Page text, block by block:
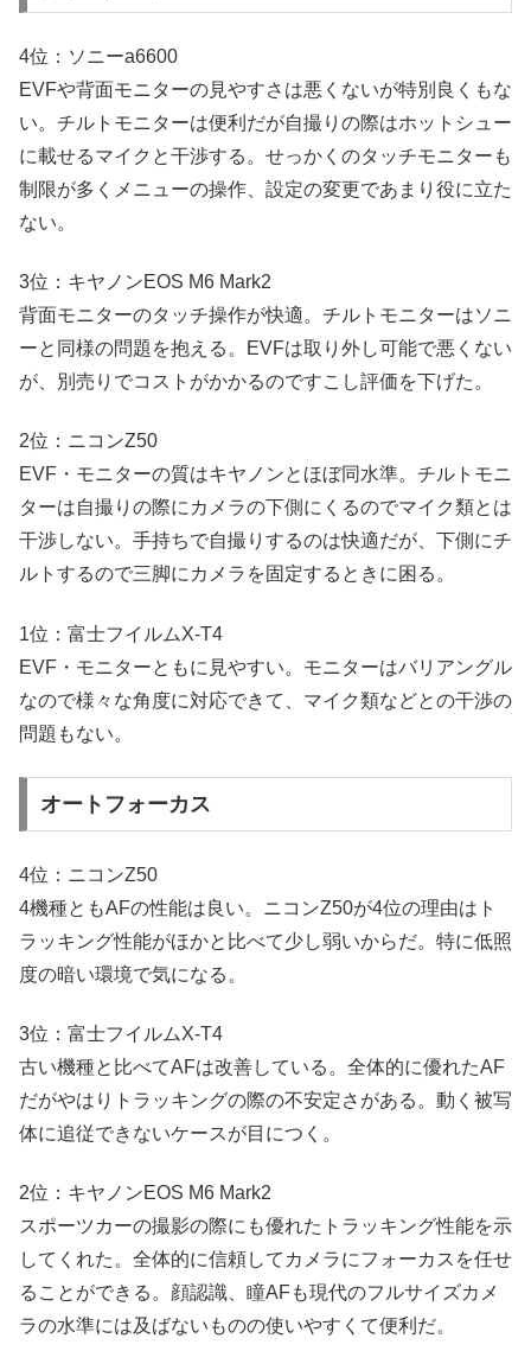
4位：ソニーa6600
EVFや背面モニターの見やすさは悪くないが特別良くもな
い。チルトモニターは便利だが自撮りの際はホットシュー
に載せるマイクと干渉する。せっかくのタッチモニターも
制限が多くメニューの操作、設定の変更であまり役に立た
ない。
3位：キヤノンEOS M6 Mark2
背面モニターのタッチ操作が快適。チルトモニターはソニ
ーと同様の問題を抱える。EVFは取り外し可能で悪くない
が、別売りでコストがかかるのですこし評価を下げた。
2位：ニコンZ50
EVF・モニターの質はキヤノンとほぼ同水準。チルトモニ
ターは自撮りの際にカメラの下側にくるのでマイク類とは
干渉しない。手持ちで自撮りするのは快適だが、下側にチ
ルトするので三脚にカメラを固定するときに困る。
1位：富士フイルムX-T4
EVF・モニターともに見やすい。モニターはバリアングル
なので様々な角度に対応できて、マイク類などとの干渉の
問題もない。
オートフォーカス
4位：ニコンZ50
4機種ともAFの性能は良い。ニコンZ50が4位の理由はト
ラッキング性能がほかと比べて少し弱いからだ。特に低照
度の暗い環境で気になる。
3位：富士フイルムX-T4
古い機種と比べてAFは改善している。全体的に優れたAF
だがやはりトラッキングの際の不安定さがある。動く被写
体に追従できないケースが目につく。
2位：キヤノンEOS M6 Mark2
スポーツカーの撮影の際にも優れたトラッキング性能を示
してくれた。全体的に信頼してカメラにフォーカスを任せ
ることができる。顔認識、瞳AFも現代のフルサイズカメ
ラの水準には及ばないものの使いやすくて便利だ。